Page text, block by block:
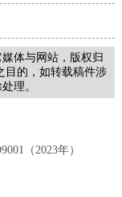
体与网站，版权归
目的，如转载稿件涉
理。
（2023年）